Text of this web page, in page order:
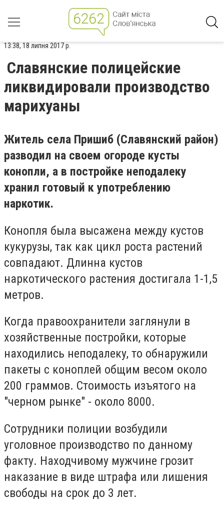
13:38, 18 липня 2017 р.
Славянские полицейские
ликвидировали производство
марихуаны
Житель села Пришиб (Славянский район)
разводил на своем огороде кусты
конопли, а в постройке неподалеку
хранил готовый к употреблению
наркотик.
Конопля была высажена между кустов
кукурузы, так как цикл роста растений
совпадают. Длинна кустов
наркотического растения достигала 1-1,5
метров.
Когда правоохранители заглянули в
хозяйственные постройки, которые
находились неподалеку, то обнаружили
пакеты с коноплей общим весом около
200 граммов. Стоимость изъятого на
"черном рынке" - около 8000.
Сотрудники полиции возбудили
уголовное производство по данному
факту. Находчивому мужчине грозит
наказание в виде штрафа или лишения
свободы на срок до 3 лет.